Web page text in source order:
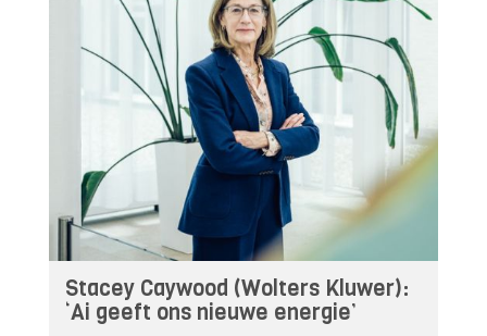
Stacey Caywood (Wolters Kluwer):
‘Ai geeft ons nieuwe energie’